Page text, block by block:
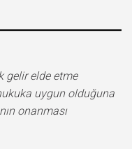
gelir elde etme
uygun olduğuna
onanması